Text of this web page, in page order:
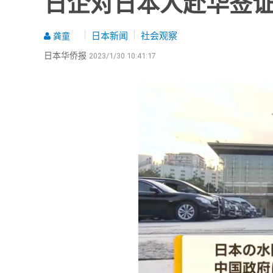
龚童 日本新闻 社会观察
日本华侨报 2023/1/30 10:41:17